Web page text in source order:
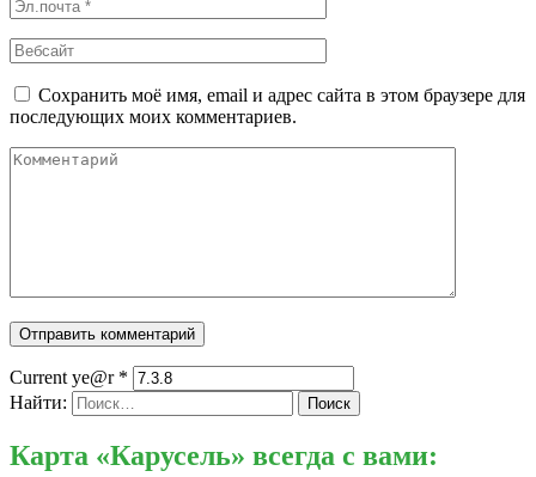
Сохранить моё имя, email и адрес сайта в этом браузере для
последующих моих комментариев.
Current ye@r *
Найти:
Карта «Карусель» всегда с вами: